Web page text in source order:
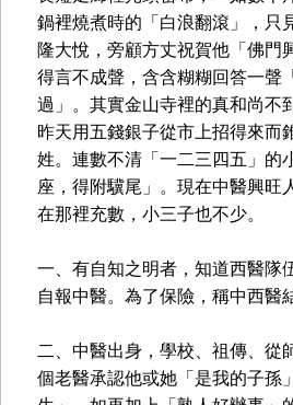
鍋裡燒煮時的「白浪翻滾」，只
隆大悅，旁顧方丈祝賀他「佛門
得言不成聲，含含糊糊回答一聲
過」。其實金山寺裡的真和尚不
昨天用五錢銀子從市上招得來而
姓。連數不清「一二三四五」的
座，得附驥尾」。現在中醫興旺
在那裡充數，小三子也不少。
一、有自知之明者，知道西醫隊
自報中醫。為了保險，稱中西醫
二、中醫出身，學校、祖傳、從
個老醫承認他或她「是我的子孫